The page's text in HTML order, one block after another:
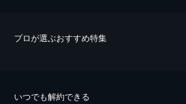
プロが選ぶおすすめ特集
いつでも解約できる